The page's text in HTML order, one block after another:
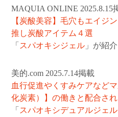
MAQUIA ONLINE 2025.8.15
【炭酸美容】毛穴もエイジ
推し炭酸アイテム４選
「 スパオキシジェル 」が紹
美的.com 2025.7.14掲載
血行促進やくすみケアなど
化炭素）】の働きと配合さ
「 スパオキシデュアルジェ